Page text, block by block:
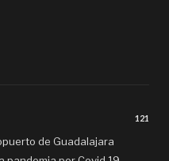
121
de Guadalajara